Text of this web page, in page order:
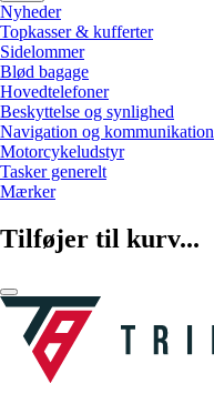
Nyheder
Topkasser & kufferter
Sidelommer
Blød bagage
Hovedtelefoner
Beskyttelse og synlighed
Navigation og kommunikation
Motorcykeludstyr
Tasker generelt
Mærker
Tilføjer til kurv...